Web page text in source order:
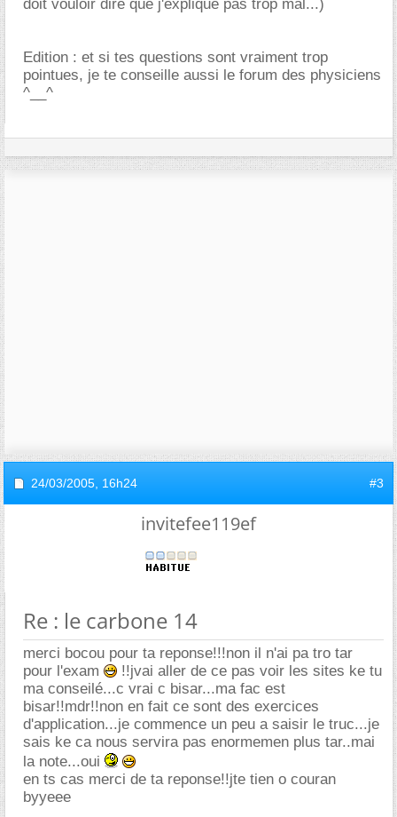
doit vouloir dire que j'explique pas trop mal...)
Edition : et si tes questions sont vraiment trop
pointues, je te conseille aussi le forum des physiciens
^__^
24/03/2005, 16h24 #3
invitefee119ef
Re : le carbone 14
merci bocou pour ta reponse!!!non il n'ai pa tro tar
pour l'exam
!!jvai aller de ce pas voir les sites ke tu
ma conseilé...c vrai c bisar...ma fac est
bisar!!mdr!!non en fait ce sont des exercices
d'application...je commence un peu a saisir le truc...je
sais ke ca nous servira pas enormemen plus tar..mai
la note...oui
en ts cas merci de ta reponse!!jte tien o couran
byyeee